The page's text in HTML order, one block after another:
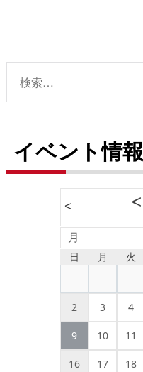
索:
イベント情報
< <
月
日 月 火
2 3 4
9 10 11
16 17 18